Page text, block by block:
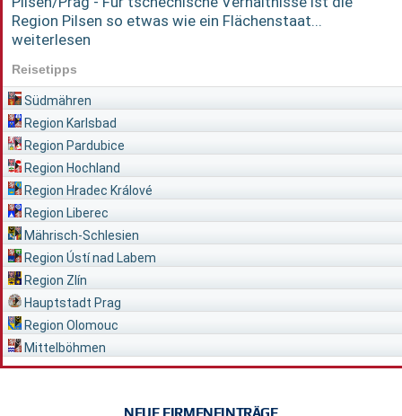
Region Pilsen so etwas wie ein Flächenstaat...
weiterlesen
Reisetipps
Südmähren
Region Karlsbad
Region Pardubice
Region Hochland
Region Hradec Králové
Region Liberec
Mährisch-Schlesien
Region Ústí nad Labem
Region Zlín
Hauptstadt Prag
Region Olomouc
Mittelböhmen